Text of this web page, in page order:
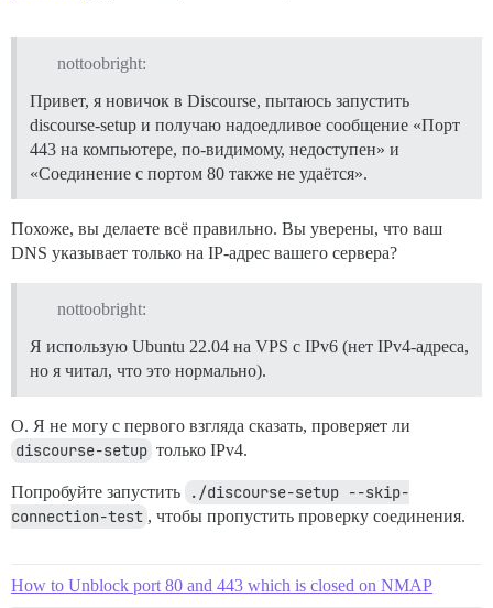
nottoobright:
Привет, я новичок в Discourse, пытаюсь запустить
discourse-setup и получаю надоедливое сообщение «Порт
443 на компьютере, по-видимому, недоступен» и
«Соединение с портом 80 также не удаётся».
Похоже, вы делаете всё правильно. Вы уверены, что ваш
DNS указывает только на IP-адрес вашего сервера?
nottoobright:
Я использую Ubuntu 22.04 на VPS с IPv6 (нет IPv4-адреса,
но я читал, что это нормально).
О. Я не могу с первого взгляда сказать, проверяет ли
discourse-setup только IPv4.
Попробуйте запустить
./discourse-setup --skip-
connection-test , чтобы пропустить проверку соединения.
How to Unblock port 80 and 443 which is closed on NMAP